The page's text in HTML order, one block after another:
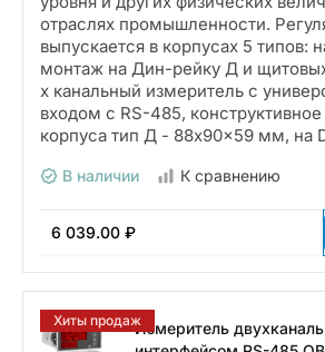
отраслях промышленности.
выпускается в корпусах 5 типов:
монтаж на Дин-рейку Д и
х канальный измеритель с
входом с RS-485,
корпуса тип Д - 88x90x59 мм, на
В наличии К сравнению
6 039.00 ₽
Хиты продажИзмеритель